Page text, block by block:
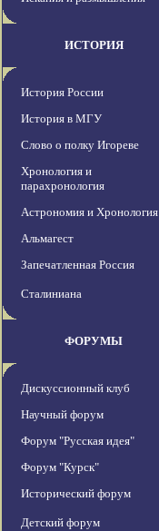
ИСТОРИЯ
История России
История в МГУ
Слово о полку Игореве
Хронология и
парахронология
Астрономия и Хронология
Альмагест
Запечатленная Россия
Сталиниана
ФОРУМЫ
Дискуссионный клуб
Научный форум
Форум "Русская идея"
Форум "Курск"
Исторический форум
Детский форум